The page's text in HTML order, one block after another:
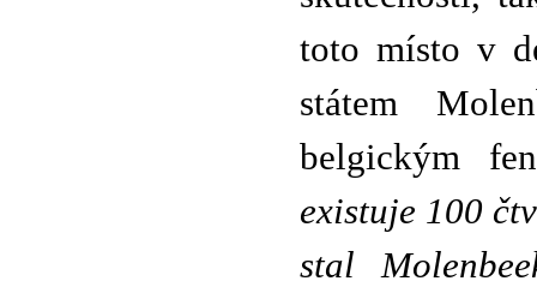
toto místo v
státem
belgickým
existuje 100
stal